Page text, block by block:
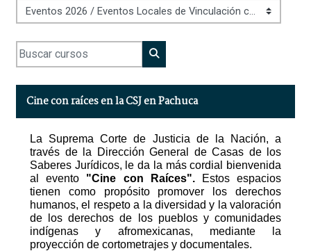
Categorías
Buscar cursos
Buscar cursos
Cine con raíces en la CSJ en Pachuca
La Suprema Corte de Justicia de la Nación, a
través de la Dirección General de Casas de los
Saberes Jurídicos, le da la más cordial bienvenida
al evento "Cine con Raíces".Estos espacios
tienen como propósito promover los derechos
humanos, el respeto a la diversidad y la valoración
de los derechos de los pueblos y comunidades
indígenas y afromexicanas, mediante la
proyección de cortometrajes y documentales.